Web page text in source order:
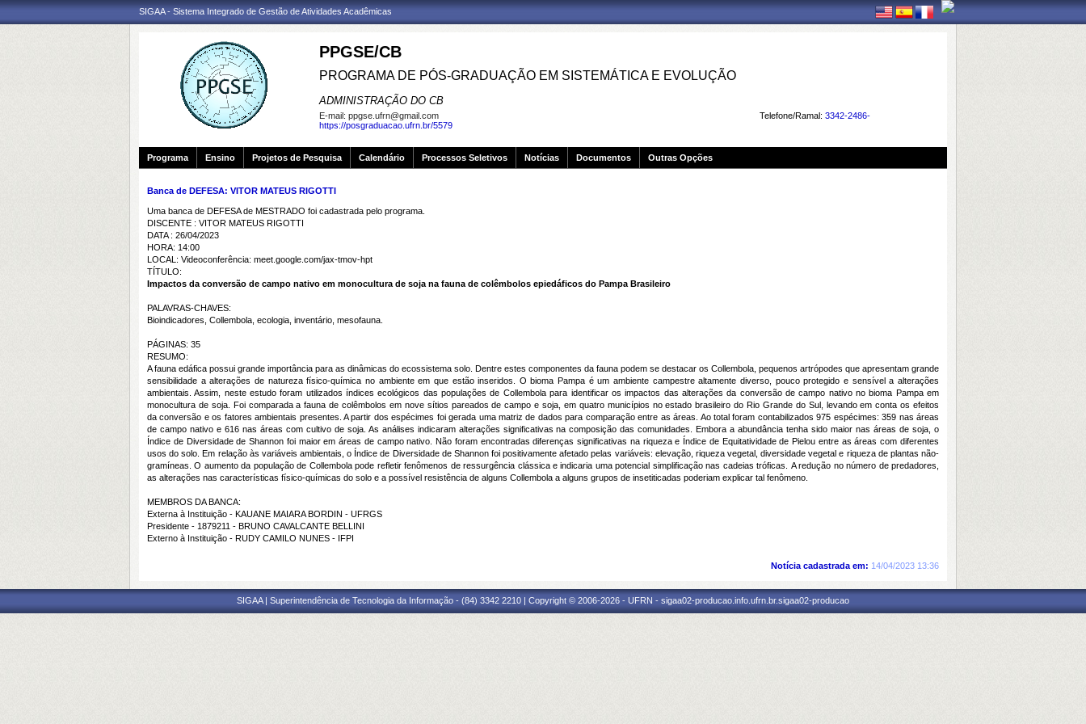
SIGAA - Sistema Integrado de Gestão de Atividades Acadêmicas
PPGSE/CB
PROGRAMA DE PÓS-GRADUAÇÃO EM SISTEMÁTICA E EVOLUÇÃO
ADMINISTRAÇÃO DO CB
Telefone/Ramal: 3342-2486-
E-mail: ppgse.ufrn@gmail.com
https://posgraduacao.ufrn.br/5579
Programa Ensino Projetos de Pesquisa Calendário Processos Seletivos Notícias Documentos Outras Opções
Banca de DEFESA: VITOR MATEUS RIGOTTI
Uma banca de DEFESA de MESTRADO foi cadastrada pelo programa.
DISCENTE : VITOR MATEUS RIGOTTI
DATA : 26/04/2023
HORA: 14:00
LOCAL: Videoconferência: meet.google.com/jax-tmov-hpt
TÍTULO:
Impactos da conversão de campo nativo em monocultura de soja na fauna de colêmbolos epiedáficos do Pampa Brasileiro
PALAVRAS-CHAVES:
Bioindicadores, Collembola, ecologia, inventário, mesofauna.
PÁGINAS: 35
RESUMO:
A fauna edáfica possui grande importância para as dinâmicas do ecossistema solo. Dentre estes componentes da fauna podem se destacar os Collembola, pequenos artrópodes que apresentam grande
sensibilidade a alterações de natureza físico-química no ambiente em que estão inseridos. O bioma Pampa é um ambiente campestre altamente diverso, pouco protegido e sensível a alterações
ambientais. Assim, neste estudo foram utilizados índices ecológicos das populações de Collembola para identificar os impactos das alterações da conversão de campo nativo no bioma Pampa em
monocultura de soja. Foi comparada a fauna de colêmbolos em nove sítios pareados de campo e soja, em quatro municípios no estado brasileiro do Rio Grande do Sul, levando em conta os efeitos
da conversão e os fatores ambientais presentes. A partir dos espécimes foi gerada uma matriz de dados para comparação entre as áreas. Ao total foram contabilizados 975 espécimes: 359 nas áreas
de campo nativo e 616 nas áreas com cultivo de soja. As análises indicaram alterações significativas na composição das comunidades. Embora a abundância tenha sido maior nas áreas de soja, o
Índice de Diversidade de Shannon foi maior em áreas de campo nativo. Não foram encontradas diferenças significativas na riqueza e Índice de Equitatividade de Pielou entre as áreas com diferentes
usos do solo. Em relação às variáveis ambientais, o Índice de Diversidade de Shannon foi positivamente afetado pelas variáveis: elevação, riqueza vegetal, diversidade vegetal e riqueza de plantas não-
gramíneas. O aumento da população de Collembola pode refletir fenômenos de ressurgência clássica e indicaria uma potencial simplificação nas cadeias tróficas. A redução no número de predadores,
as alterações nas características físico-químicas do solo e a possível resistência de alguns Collembola a alguns grupos de insetiticadas poderiam explicar tal fenômeno.
MEMBROS DA BANCA:
Externa à Instituição - KAUANE MAIARA BORDIN - UFRGS
Presidente - 1879211 - BRUNO CAVALCANTE BELLINI
Externo à Instituição - RUDY CAMILO NUNES - IFPI
Notícia cadastrada em: 14/04/2023 13:36
SIGAA | Superintendência de Tecnologia da Informação - (84) 3342 2210 | Copyright © 2006-2026 - UFRN - sigaa02-producao.info.ufrn.br.sigaa02-producao